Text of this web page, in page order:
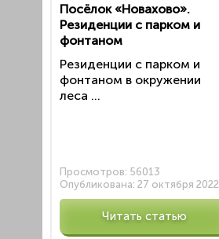
Посёлок «Новахово».
Резиденции с парком и
фонтаном
Резиденции с парком и
фонтаном в окружении
леса ...
Просмотров: 56013
Опубликована: 27 октября 2022
Читать статью